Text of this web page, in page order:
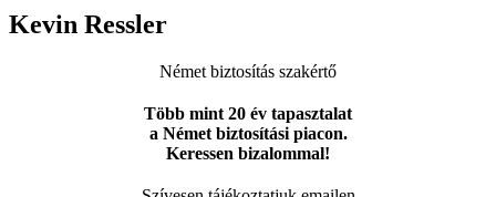
Kevin Ressler
Német biztosítás szakértő
Több mint 20 év tapasztalat
a Német biztosítási piacon.
Keressen bizalommal!